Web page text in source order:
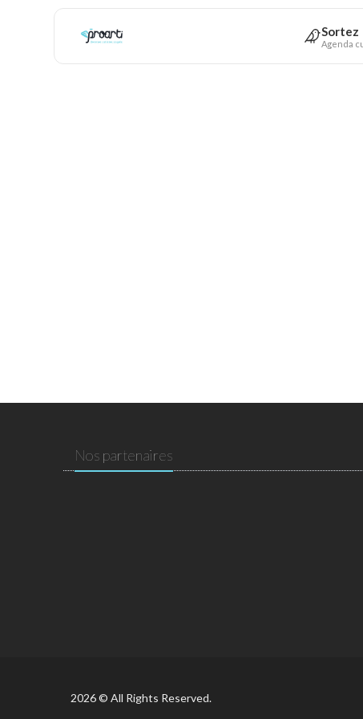
Sortez
Agenda
Nos partenaires
2026 © All Rights Reserved.